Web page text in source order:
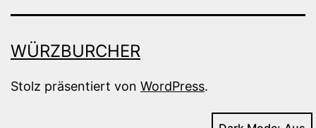
WÜRZBURCHER
Stolz präsentiert von WordPress.